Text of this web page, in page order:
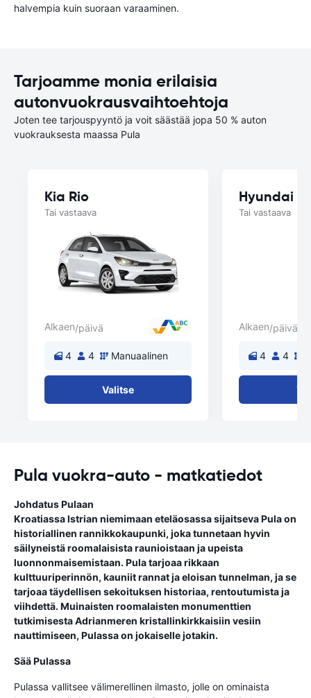
halvempia kuin suoraan varaaminen.
Tarjoamme monia erilaisia
autonvuokrausvaihtoehtoja
Joten tee tarjouspyyntö ja voit säästää jopa 50 % auton
vuokrauksesta maassa Pula
Kia Rio
Tai vastaava
Alkaen/päivä
4 4 Manuaalinen
Valitse
Hyundai
Tai vastaava
Alkaen/päivä
4 4
Pula vuokra-auto - matkatiedot
Johdatus Pulaan
Kroatiassa Istrian niemimaan eteläosassa sijaitseva Pula on
historiallinen rannikkokaupunki, joka tunnetaan hyvin
säilyneistä roomalaisista raunioistaan ja upeista
luonnonmaisemistaan. Pula tarjoaa rikkaan
kulttuuriperinnön, kauniit rannat ja eloisan tunnelman, ja se
tarjoaa täydellisen sekoituksen historiaa, rentoutumista ja
viihdettä. Muinaisten roomalaisten monumenttien
tutkimisesta Adrianmeren kristallinkirkkaisiin vesiin
nauttimiseen, Pulassa on jokaiselle jotakin.
Sää Pulassa
Pulassa vallitsee välimerellinen ilmasto, jolle on ominaista